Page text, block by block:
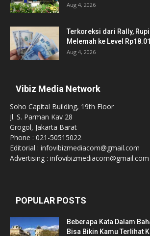
Aug 4, 2026
Terkoreksi dari Rally,
Melemah ke Level
Aug 4, 2026
Vibiz Media Network
Soho Capital Building, 19th Floor
Jl. S. Parman Kav 28
Grogol, Jakarta Barat
Phone : 021-50515022
Editorial : infovibizmediacom@gmail.com
Advertising : infovibizmediacom@gmail.com
POPULAR POSTS
Beberapa Kata Dalam
Bisa Bikin Kamu Terlihat